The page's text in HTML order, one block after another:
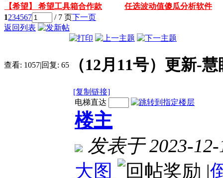
【希望】 希望工具箱合作款
任选波动值傻瓜分析软件
1234567 / 7 页下一页
返回列表
查看: 1057|回复: 65 （12月11号）更新-
[复制链接]
电梯直达
楼主
发表于 2023-
大图
|